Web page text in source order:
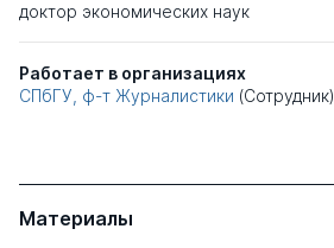
доктор экономических наук
Работает в организациях
СПбГУ, ф-т Журналистики (Сотрудник)
Материалы